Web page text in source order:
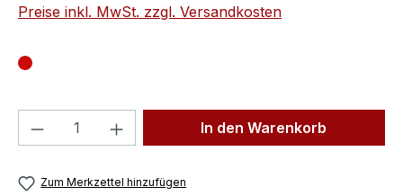
Preise inkl. MwSt. zzgl. Versandkosten
Produkt Anzahl: Gib denIn den Warenkorb
Zum Merkzettel hinzufügen